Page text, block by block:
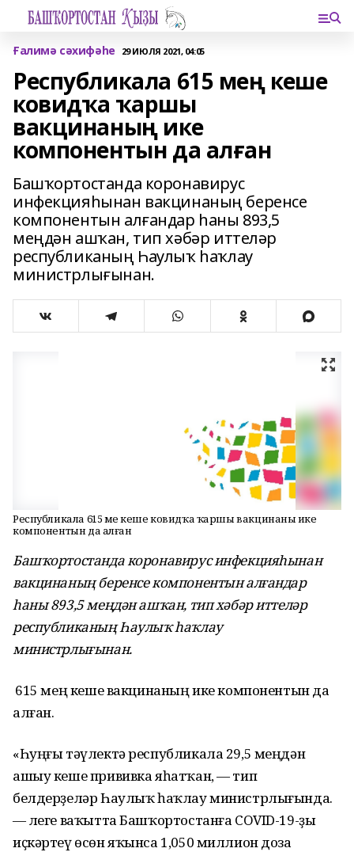
Ғалимә сәхифәһе 29 ИЮЛЯ 2021, 04:05
Республикала 615 мең кеше
ковидҡа ҡаршы
вакцинаның ике
компонентын да алған
Башҡортостанда коронавирус
инфекцияһынан вакцинаның беренсе
компонентын алғандар һаны 893,5
меңдән ашҡан, тип хәбәр иттеләр
республиканың Һаулыҡ һаҡлау
министрлығынан.
Республикала 615 мең кеше ковидҡа ҡаршы вакцинаның ике
компонентын да алған
Башҡортостанда коронавирус инфекцияһынан
вакцинаның беренсе компонентын алғандар
һаны 893,5 меңдән ашҡан, тип хәбәр иттеләр
республиканың Һаулыҡ һаҡлау
министрлығынан.
Ә 615 мең кеше вакцинаның ике компонентын да
алған.
«Һуңғы тәүлектә республикала 29,5 меңдән
ашыу кеше прививка яһатҡан, — тип
белдерҙеләр Һаулыҡ һаҡлау министрлығында.
— Әлеге ваҡытта Башҡортостанға COVID-19-ҙы
иҫкәртеү өсөн яҡынса 1,050 миллион доза